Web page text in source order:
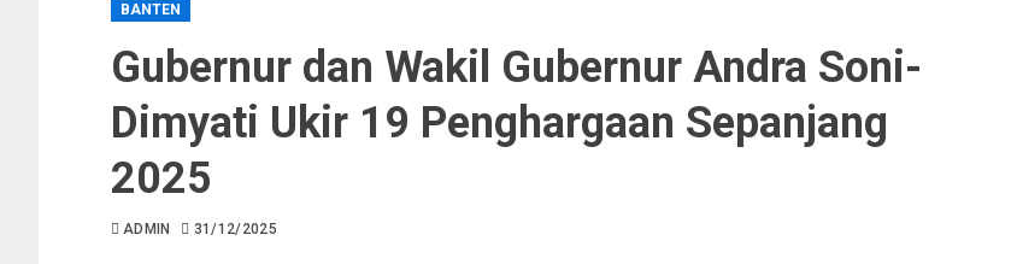
BANTEN
Gubernur dan Wakil Gubernur Andra Soni-
Dimyati Ukir 19 Penghargaan Sepanjang
2025
ADMIN 31/12/2025